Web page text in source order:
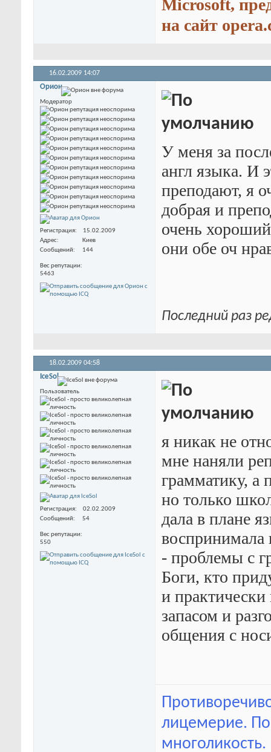
Microsoft,
на сайт
16.02.2009 14:07
Орион
Модератор
Регистрация
15.02.2009
Адрес
Киев
Сообщений
144
Вес репутации
5463
У меня за
англ языка. И
преподают, я
добрая и
очень
они обе оч
Последний раз
18.02.2009 04:58
IceSol
Пользователь
Регистрация
02.02.2009
Сообщений
54
Вес репутации
550
я никак не
мне наняли
грамматику, а
но только
дала в плане
- проблемы с
Боги, кто
и
запасом и
общения с
лицемерие.
многоликость.